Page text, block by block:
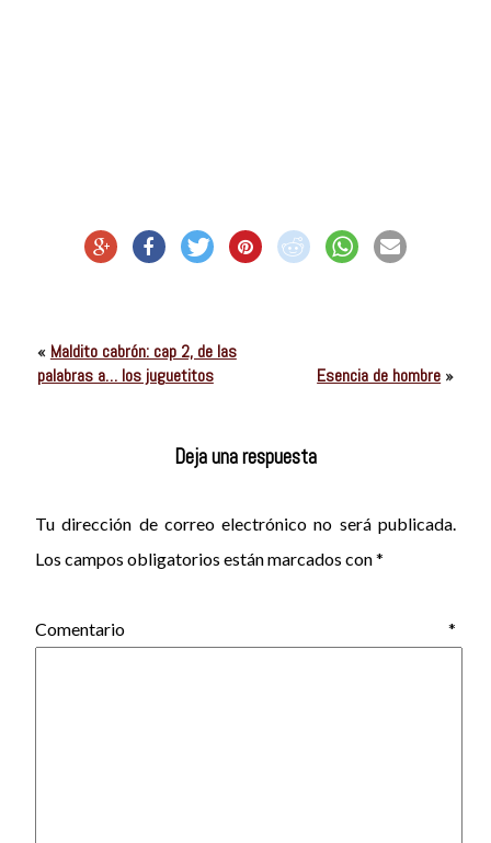
« Maldito cabrón: cap 2, de las
palabras a… los juguetitos
Esencia de hombre »
Deja una respuesta
Tu dirección de correo electrónico no será publicada.
Los campos obligatorios están marcados con*
Comentario *